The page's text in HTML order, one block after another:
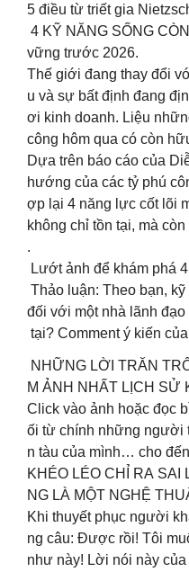
5 điều từ triết gia
4 KỸ NĂNG SỐNG
vững trước 2026.
Thế giới đang thay đổi
u và sự bất định đang
ơi kinh doanh. Liệu
công hôm qua có còn
Dựa trên báo cáo của
hướng của các tỷ phú
ợp lại 4 năng lực cốt lõi
không chỉ tồn tại, mà
.
Lướt ảnh để khám phá
Thảo luận: Theo bạn, kỹ
đối với một nhà lãnh
tại? Comment ý kiến
NHỮNG LỜI TRĂN
M ẢNH NHẤT LỊCH SỬ
Click vào ảnh hoặc đọc
ối từ chính những người
n tàu của mình… cho
KHÉO LÉO CHỈ RA
NG LÀ MỘT NGHỆ
Khi thuyết phục người
ng câu: Được rồi! Tôi
như này! Lời nói này